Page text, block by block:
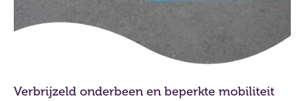
Verbrijzeld onderbeen en beperkte mobiliteit